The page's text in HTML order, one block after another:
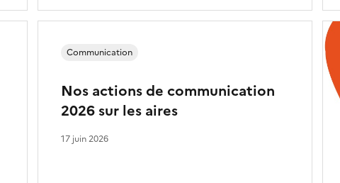
Nos actions de communication
2026 sur les aires
Communication
17 juin 2026